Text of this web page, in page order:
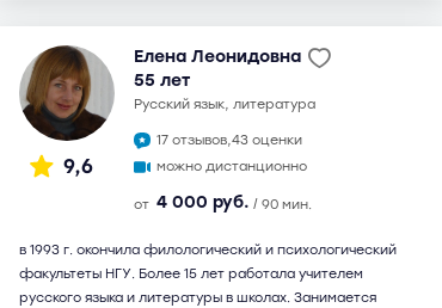
9,6
Елена Леонидовна
55 лет
русский язык, литература
17 отзывов,43 оценки
можно дистанционно
от 4 000 руб. / 90 мин.
в 1993 г. окончила филологический и психологический
факультеты НГУ. Более 15 лет работала учителем
русского языка и литературы в школах. Занимается